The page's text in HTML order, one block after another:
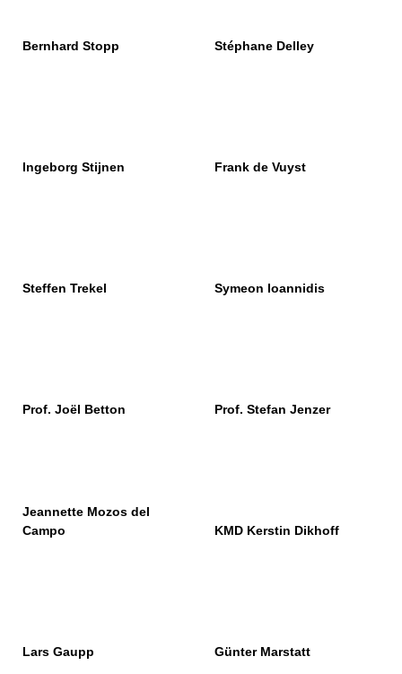
Bernhard Stopp Stéphane Delley
Ingeborg Stijnen Frank de Vuyst
Steffen Trekel Symeon Ioannidis
Prof. Joёl Betton Prof. Stefan Jenzer
Jeannette Mozos del
Campo
KMD Kerstin Dikhoff
Lars Gaupp Günter Marstatt